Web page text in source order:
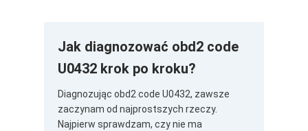
Jak diagnozować obd2 code
U0432 krok po kroku?
Diagnozując obd2 code U0432, zawsze
zaczynam od najprostszych rzeczy.
Najpierw sprawdzam, czy nie ma